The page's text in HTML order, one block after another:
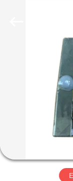
ΒΊΝΤΕΟ
ΣΧΕΤΙΚΆ
ΜΕ